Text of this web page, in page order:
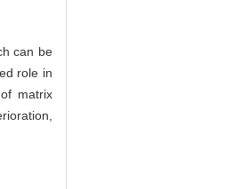
can be
role in
matrix